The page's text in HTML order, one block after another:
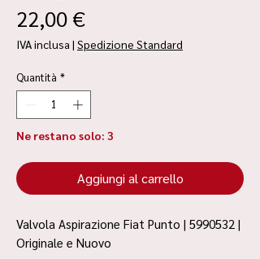
22,00 €Prezzo
IVA inclusa | Spedizione Standard
Quantità *
Ne restano solo: 3
Aggiungi al carrello
Valvola Aspirazione Fiat Punto | 5990532 |
Originale e Nuovo